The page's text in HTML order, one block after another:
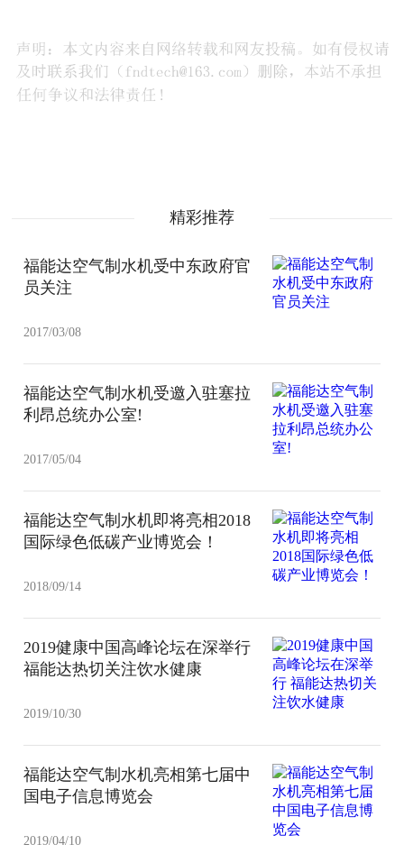
精彩推荐
福能达空气制水机受中东政府官
员关注
2017/03/08
福能达空气制水机受邀入驻塞拉
利昂总统办公室!
2017/05/04
福能达空气制水机即将亮相2018
国际绿色低碳产业博览会！
2018/09/14
2019健康中国高峰论坛在深举行
福能达热切关注饮水健康
2019/10/30
福能达空气制水机亮相第七届中
国电子信息博览会
2019/04/10